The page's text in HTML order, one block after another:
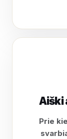
Aiški
Prie